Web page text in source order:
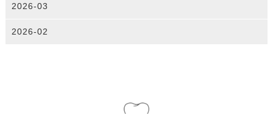
2026-03
2026-02